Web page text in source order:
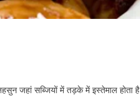
जहां सब्जियों में तड़के में इस्तेमाल होता है